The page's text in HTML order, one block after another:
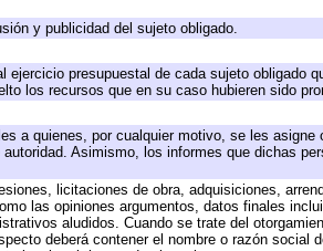
y publicidad del sujeto obligado.
presupuestal de cada sujeto obligado
los recursos que en su caso hubieren sido
a quienes, por cualquier motivo, se les asigne
Asimismo, los informes que dichas
licitaciones de obra, adquisiciones,
las opiniones argumentos, datos finales
aludidos. Cuando se trate del
deberá contener el nombre o razón social